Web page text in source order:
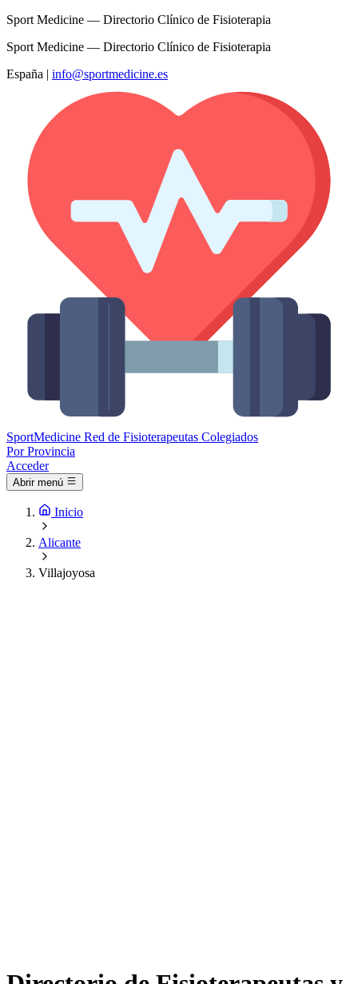
Sport Medicine — Directorio Clínico de Fisioterapia
Sport Medicine — Directorio Clínico de Fisioterapia
España | info@sportmedicine.es
SportMedicine Red de Fisioterapeutas Colegiados
Por Provincia
Acceder
Abrir menú
Inicio
Alicante
Villajoyosa